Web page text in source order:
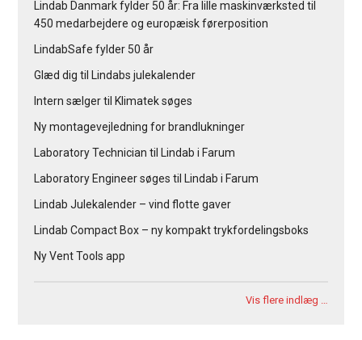
Lindab Danmark fylder 50 år: Fra lille maskinværksted til
450 medarbejdere og europæisk førerposition
LindabSafe fylder 50 år
Glæd dig til Lindabs julekalender
Intern sælger til Klimatek søges
Ny montagevejledning for brandlukninger
Laboratory Technician til Lindab i Farum
Laboratory Engineer søges til Lindab i Farum
Lindab Julekalender – vind flotte gaver
Lindab Compact Box – ny kompakt trykfordelingsboks
Ny Vent Tools app
Vis flere indlæg …